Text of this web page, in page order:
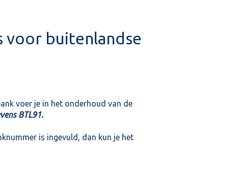
voor buitenlandse
voer je in het onderhoud van de
BTL91.
is ingevuld, dan kun je het